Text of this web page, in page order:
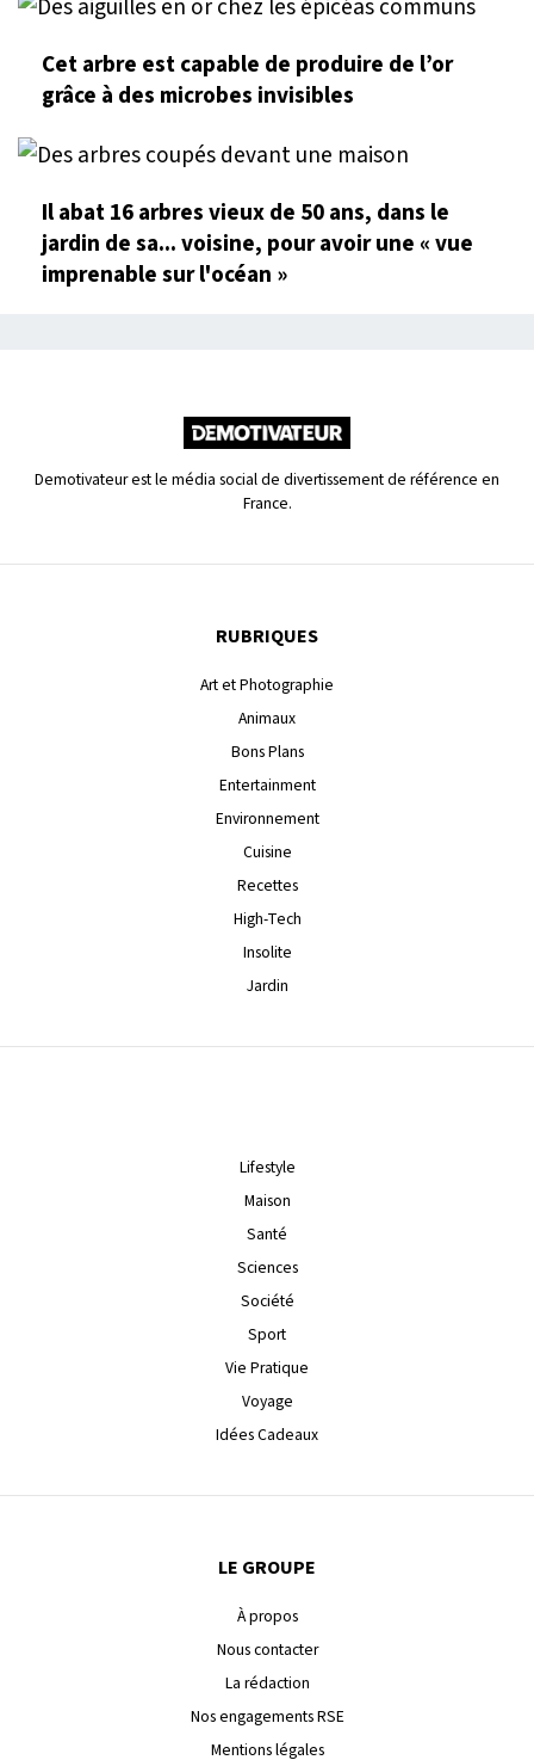
Cet arbre est capable de produire de l’or
grâce à des microbes invisibles
Il abat 16 arbres vieux de 50 ans, dans le
jardin de sa... voisine, pour avoir une « vue
imprenable sur l'océan »
Demotivateur est le média social de divertissement de référence en
France.
RUBRIQUES
Art et Photographie
Animaux
Bons Plans
Entertainment
Environnement
Cuisine
Recettes
High-Tech
Insolite
Jardin
Lifestyle
Maison
Santé
Sciences
Société
Sport
Vie Pratique
Voyage
Idées Cadeaux
LE GROUPE
À propos
Nous contacter
La rédaction
Nos engagements RSE
Mentions légales